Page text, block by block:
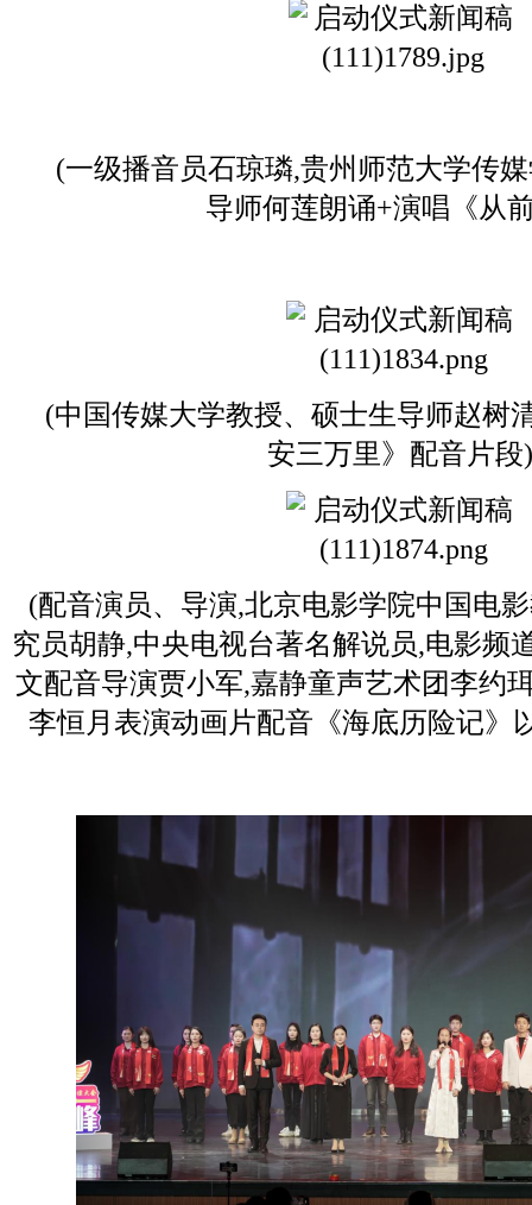
(一级播音员石琼璘,贵州师范大学传
导师何莲朗诵+演唱《从
(中国传媒大学教授、硕士生导师赵树
安三万里》配音片
(配音演员、导演,北京电影学院中国电
究员胡静,中央电视台著名解说员,电影频
文配音导演贾小军,嘉静童声艺术团李约
李恒月表演动画片配音《海底历险记》